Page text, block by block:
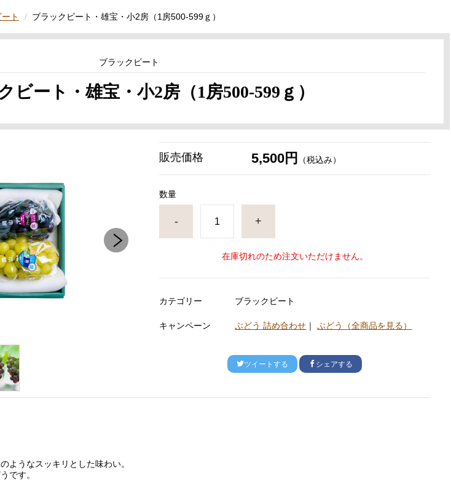
ト ブラックビート・雄宝・小2房（1房500-599ｇ）
ブラックビート
ビート・雄宝・小2房（1房500-599ｇ）
販売価格 5,500円 （税込み）
数量
- +
在庫切れのため注文いただけません。
カテゴリー ブラックビート
キャンペーン ぶどう 詰め合わせ ｜ぶどう（全商品を見る）
ツイートする シェアする
ようなスッキリとした味わい。
です。